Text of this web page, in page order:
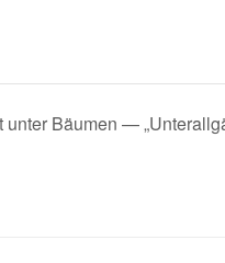
Bäumen —